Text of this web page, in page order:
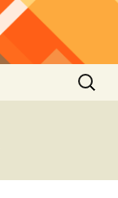
Suchen
nach: